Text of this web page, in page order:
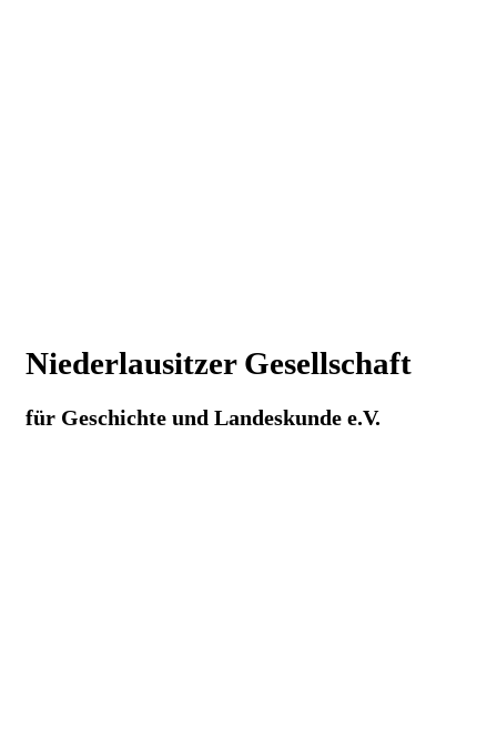
Niederlausitzer Gesellschaft
für Geschichte und Landeskunde e.V.